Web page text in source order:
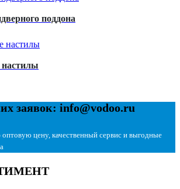
поддона
заявок: info@vodoo.ru
цену, качественный сервис и выгодные